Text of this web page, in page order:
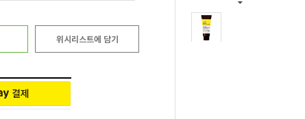
위시리스트에 담기